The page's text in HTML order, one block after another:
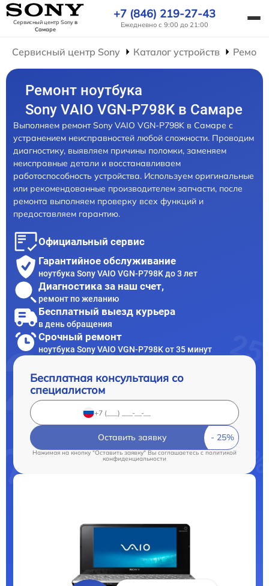
Сервисный центр Sonyв
Самаре
+7 (846) 219-27-43
Ежедневно с 9:00 до 21:00
Сервисный центр Sony Каталог устройств
Ремонт ноутбука
Sony VAIO VGN-P798K в Самаре
Выполняем ремонт Sony VAIO VGN-P798K в Самаре с
устранением неисправностей любой сложности. Проводим
диагностику, выявляем причины поломки, заменяем
неисправные детали и восстанавливаем
работоспособность устройства. Используем оригинальные
или рекомендованные производителем запчасти, после
ремонта выполняем проверку всех функций и
предоставляем гарантию.
Официальный сервис
Гарантийное обслуживание
ноутбука Sony VAIO VGN-P798K до 3 лет
Диагностика за наш счет,
ремонт по желанию
Бесплатный выезд курьера
в день обращения
Срочный ремонт
ноутбука Sony VAIO VGN-P798K от 35 минут
Бесплатная консультация со
специалистом
Оставить заявку
Нажимая на кнопку "Оставить заявку" Вы соглашаетесь c политикой
конфиденциальности